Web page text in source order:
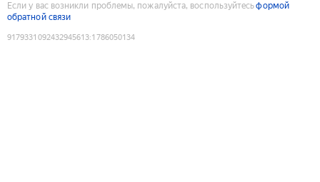
Если у вас возникли проблемы, пожалуйста, воспользуйтесьформой
обратной связи
9179331092432945613:1786050134